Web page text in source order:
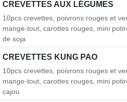
CREVETTES AUX LÉGUMES
10pcs crevettes, poivrons rouges et
mange-tout, carottes rouges, mini
de soja
CREVETTES KUNG PAO
10pcs crevettes, poivrons rouges et
mange-tout, carottes rouges, mini
cajou